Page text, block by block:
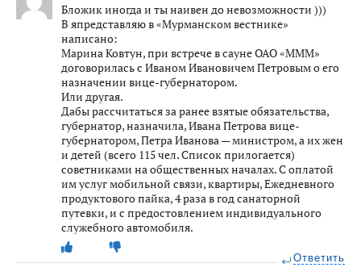
Бложик иногда и ты наивен до невозможности )))
В япредставляю в «Мурманском вестнике»
написано:
Марина Ковтун, при встрече в сауне ОАО «МММ»
договорилась с Иваном Ивановичем Петровым о его
назначении вице-губернатором.
Или другая.
Дабы рассчитаться за ранее взятые обязательства,
губернатор, назначила, Ивана Петрова вице-
губернатором, Петра Иванова — министром, а их жен
и детей (всего 115 чел. Список прилогается)
советниками на общественных началах. С оплатой
им услуг мобильной связи, квартиры, Ежедневного
продуктового пайка, 4 раза в год санаторной
путевки, и с предостовлением индивидуального
служебного автомобиля.
Ответить